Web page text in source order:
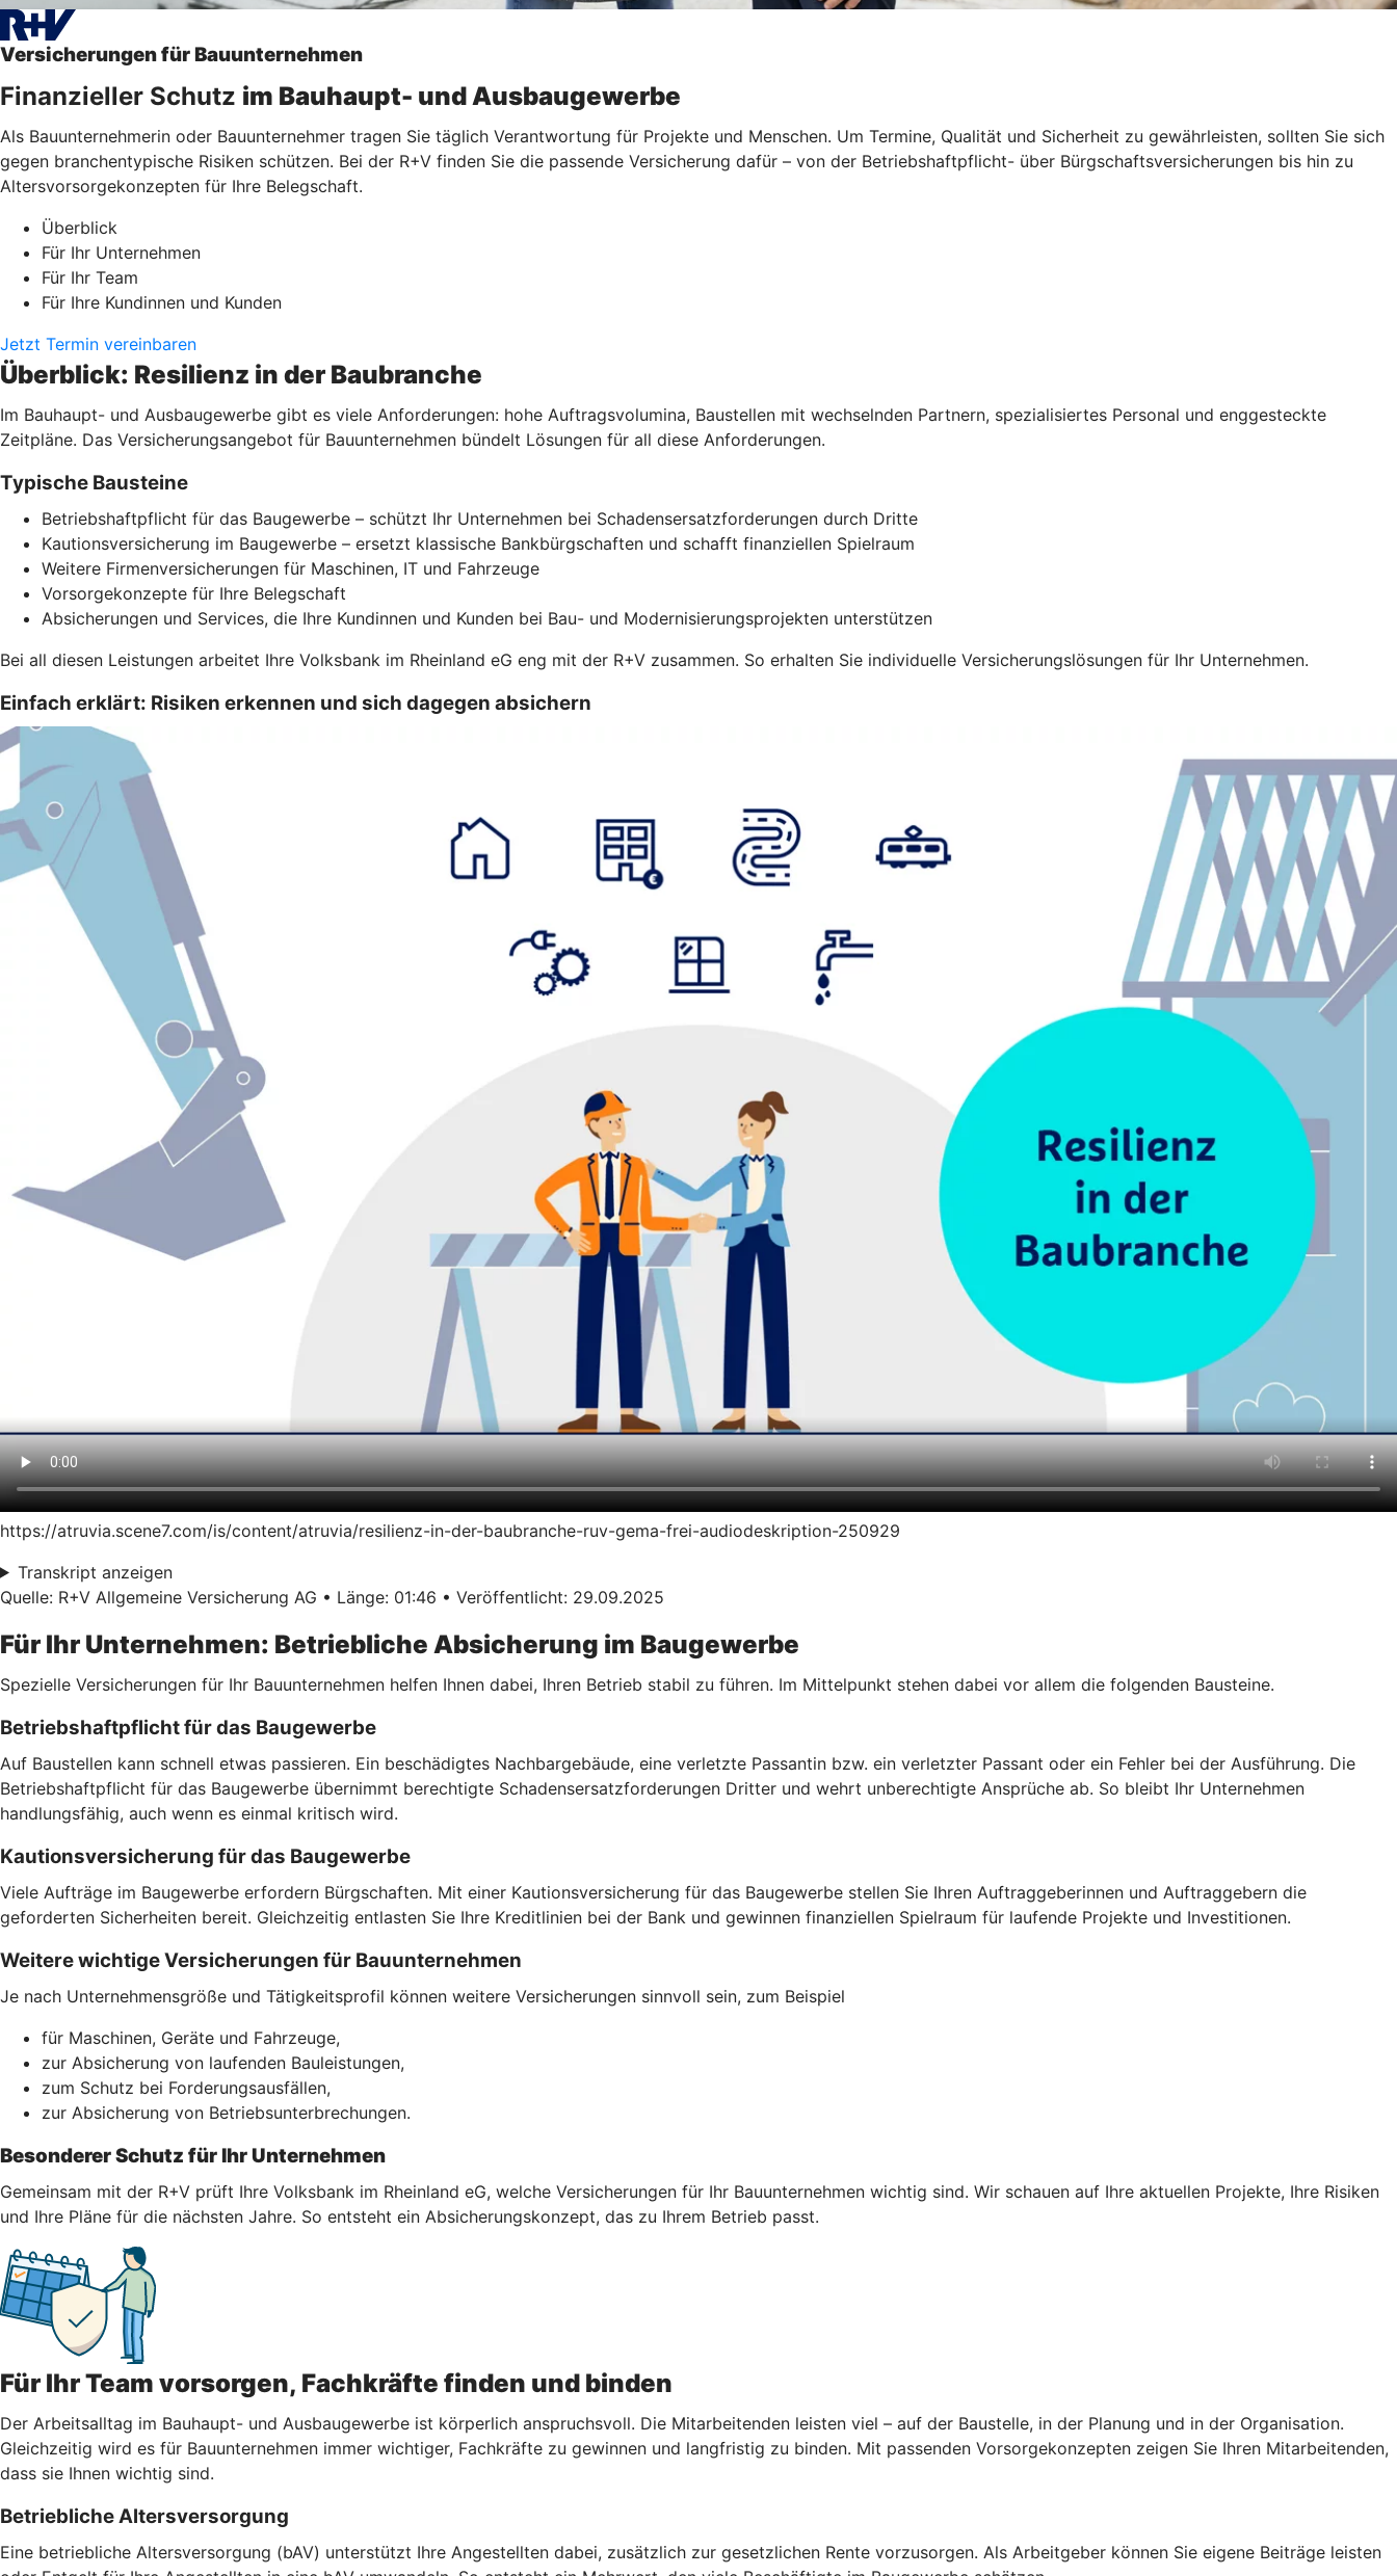
Versicherungen für Bauunternehmen
Finanzieller Schutz im Bauhaupt- und Ausbaugewerbe
Als Bauunternehmerin oder Bauunternehmer tragen Sie täglich Verantwortung für Projekte und Menschen. Um Termine, Qualität und Sicherheit zu gewährleisten, sollten Sie sich
gegen branchentypische Risiken schützen. Bei der R+V finden Sie die passende Versicherung dafür – von der Betriebshaftpflicht- über Bürgschaftsversicherungen bis hin zu
Altersvorsorgekonzepten für Ihre Belegschaft.
Überblick
Für Ihr Unternehmen
Für Ihr Team
Für Ihre Kundinnen und Kunden
Jetzt Termin vereinbaren
Überblick: Resilienz in der Baubranche
Im Bauhaupt- und Ausbaugewerbe gibt es viele Anforderungen: hohe Auftragsvolumina, Baustellen mit wechselnden Partnern, spezialisiertes Personal und enggesteckte
Zeitpläne. Das Versicherungsangebot für Bauunternehmen bündelt Lösungen für all diese Anforderungen.
Typische Bausteine
Betriebshaftpflicht für das Baugewerbe – schützt Ihr Unternehmen bei Schadensersatzforderungen durch Dritte
Kautionsversicherung im Baugewerbe – ersetzt klassische Bankbürgschaften und schafft finanziellen Spielraum
Weitere Firmenversicherungen für Maschinen, IT und Fahrzeuge
Vorsorgekonzepte für Ihre Belegschaft
Absicherungen und Services, die Ihre Kundinnen und Kunden bei Bau- und Modernisierungsprojekten unterstützen
Bei all diesen Leistungen arbeitet Ihre Volksbank im Rheinland eG eng mit der R+V zusammen. So erhalten Sie individuelle Versicherungslösungen für Ihr Unternehmen.
Einfach erklärt: Risiken erkennen und sich dagegen absichern
https://atruvia.scene7.com/is/content/atruvia/resilienz-in-der-baubranche-ruv-gema-frei-audiodeskription-250929
Transkript anzeigen
Quelle: R+V Allgemeine Versicherung AG • Länge: 01:46 • Veröffentlicht: 29.09.2025
Für Ihr Unternehmen: Betriebliche Absicherung im Baugewerbe
Spezielle Versicherungen für Ihr Bauunternehmen helfen Ihnen dabei, Ihren Betrieb stabil zu führen. Im Mittelpunkt stehen dabei vor allem die folgenden Bausteine.
Betriebshaftpflicht für das Baugewerbe
Auf Baustellen kann schnell etwas passieren. Ein beschädigtes Nachbargebäude, eine verletzte Passantin bzw. ein verletzter Passant oder ein Fehler bei der Ausführung. Die
Betriebshaftpflicht für das Baugewerbe übernimmt berechtigte Schadensersatzforderungen Dritter und wehrt unberechtigte Ansprüche ab. So bleibt Ihr Unternehmen
handlungsfähig, auch wenn es einmal kritisch wird.
Kautionsversicherung für das Baugewerbe
Viele Aufträge im Baugewerbe erfordern Bürgschaften. Mit einer Kautionsversicherung für das Baugewerbe stellen Sie Ihren Auftraggeberinnen und Auftraggebern die
geforderten Sicherheiten bereit. Gleichzeitig entlasten Sie Ihre Kreditlinien bei der Bank und gewinnen finanziellen Spielraum für laufende Projekte und Investitionen.
Weitere wichtige Versicherungen für Bauunternehmen
Je nach Unternehmensgröße und Tätigkeitsprofil können weitere Versicherungen sinnvoll sein, zum Beispiel
für Maschinen, Geräte und Fahrzeuge,
zur Absicherung von laufenden Bauleistungen,
zum Schutz bei Forderungsausfällen,
zur Absicherung von Betriebsunterbrechungen.
Besonderer Schutz für Ihr Unternehmen
Gemeinsam mit der R+V prüft Ihre Volksbank im Rheinland eG, welche Versicherungen für Ihr Bauunternehmen wichtig sind. Wir schauen auf Ihre aktuellen Projekte, Ihre Risiken
und Ihre Pläne für die nächsten Jahre. So entsteht ein Absicherungskonzept, das zu Ihrem Betrieb passt.
Für Ihr Team vorsorgen, Fachkräfte finden und binden
Der Arbeitsalltag im Bauhaupt- und Ausbaugewerbe ist körperlich anspruchsvoll. Die Mitarbeitenden leisten viel – auf der Baustelle, in der Planung und in der Organisation.
Gleichzeitig wird es für Bauunternehmen immer wichtiger, Fachkräfte zu gewinnen und langfristig zu binden. Mit passenden Vorsorgekonzepten zeigen Sie Ihren Mitarbeitenden,
dass sie Ihnen wichtig sind.
Betriebliche Altersversorgung
Eine betriebliche Altersversorgung (bAV) unterstützt Ihre Angestellten dabei, zusätzlich zur gesetzlichen Rente vorzusorgen. Als Arbeitgeber können Sie eigene Beiträge leisten